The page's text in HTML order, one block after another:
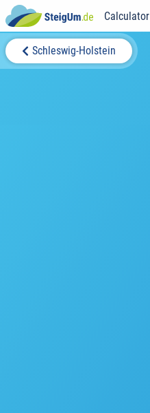
Calculator
Schleswig-Holstein